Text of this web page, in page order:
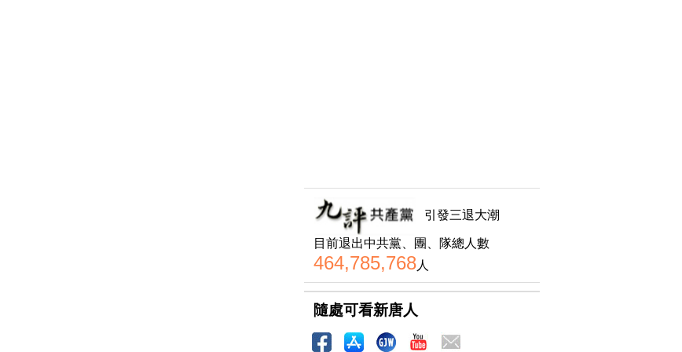
引發三退大潮
目前退出中共黨、團、隊總人數
464,785,768人
隨處可看新唐人